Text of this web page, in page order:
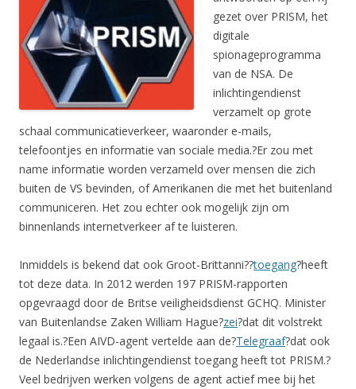
gezet over PRISM, het
digitale
spionageprogramma
van de NSA. De
inlichtingendienst
verzamelt op grote
schaal communicatieverkeer, waaronder e-mails,
telefoontjes en informatie van sociale media.?Er zou met
name informatie worden verzameld over mensen die zich
buiten de VS bevinden, of Amerikanen die met het buitenland
communiceren. Het zou echter ook mogelijk zijn om
binnenlands internetverkeer af te luisteren.
Inmiddels is bekend dat ook Groot-Brittanni??toegang?heeft
tot deze data. In 2012 werden 197 PRISM-rapporten
opgevraagd door de Britse veiligheidsdienst GCHQ. Minister
van Buitenlandse Zaken William Hague?zei?dat dit volstrekt
legaal is.?Een AIVD-agent vertelde aan de?Telegraaf?dat ook
de Nederlandse inlichtingendienst toegang heeft tot PRISM.?
Veel bedrijven werken volgens de agent actief mee bij het